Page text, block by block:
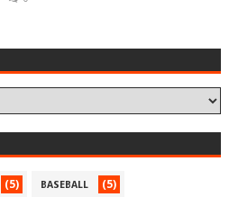
(5) BASEBALL (5)